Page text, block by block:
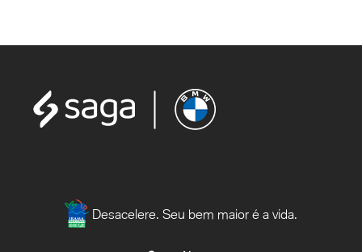
Desacelere. Seu bem maior é a vida.